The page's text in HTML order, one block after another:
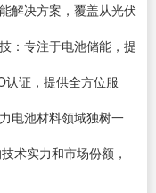
解决方案，覆盖从光伏
：专注于电池储能，提
证，提供全方位服
电池材料领域独树一
术实力和市场份额，